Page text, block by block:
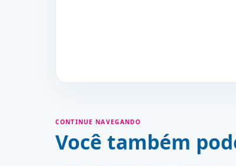
CONTINUE NAVEGANDO
Você também